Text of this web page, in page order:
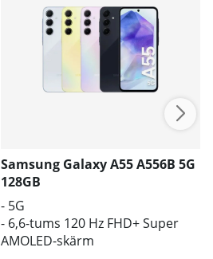
Samsung Galaxy A55 A556B 5G
128GB
- 5G
- 6,6-tums 120 Hz FHD+ Super
AMOLED-skärm